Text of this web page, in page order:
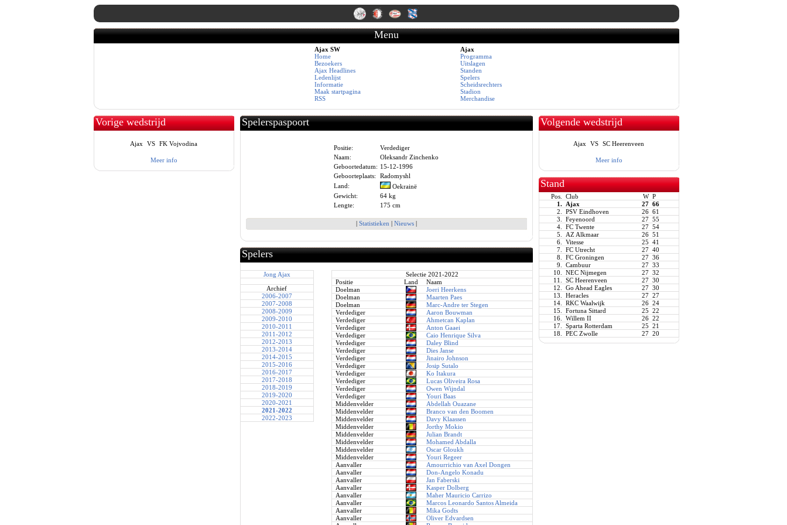
Menu
Ajax SW
Home
Bezoekers
Ajax Headlines
Ledenlijst
Informatie
Maak startpagina
RSS
Ajax
Programma
Uitslagen
Standen
Spelers
Scheidsrechters
Stadion
Merchandise
Vorige wedstrijd
Ajax VS FK Vojvodina
Meer info
Spelerspaspoort
Positie:
Verdediger
Naam:
Oleksandr Zinchenko
Geboortedatum: 15-12-1996
Geboorteplaats:
Radomyshl
Land:
Oekrainë
Gewicht:
64 kg
Lengte:
175 cm
| Statistieken | Nieuws|
Spelers
Jong Ajax
Archief
2006-2007
2007-2008
2008-2009
2009-2010
2010-2011
2011-2012
2012-2013
2013-2014
2014-2015
2015-2016
2016-2017
2017-2018
2018-2019
2019-2020
2020-2021
2021-2022
2022-2023
Selectie 2021-2022
Positie
Land
Naam
Doelman
Joeri Heerkens
Doelman
Maarten Paes
Doelman
Marc-Andre ter Stegen
Verdediger
Aaron Bouwman
Verdediger
Ahmetcan Kaplan
Verdediger
Anton Gaaei
Verdediger
Caio Henrique Silva
Verdediger
Daley Blind
Verdediger
Dies Janse
Verdediger
Jinairo Johnson
Verdediger
Josip Sutalo
Verdediger
Ko Itakura
Verdediger
Lucas Oliveira Rosa
Verdediger
Owen Wijndal
Verdediger
Youri Baas
Middenvelder
Abdellah Ouazane
Middenvelder
Branco van den Boomen
Middenvelder
Davy Klaassen
Middenvelder
Jorthy Mokio
Middenvelder
Julian Brandt
Middenvelder
Mohamed Abdalla
Middenvelder
Oscar Gloukh
Middenvelder
Youri Regeer
Aanvaller
Amourrichio van Axel Dongen
Aanvaller
Don-Angelo Konadu
Aanvaller
Jan Faberski
Aanvaller
Kasper Dolberg
Aanvaller
Maher Mauricio Carrizo
Aanvaller
Marcos Leonardo Santos Almeida
Aanvaller
Mika Godts
Aanvaller
Oliver Edvardsen
Volgende wedstrijd
Ajax VS SC Heerenveen
Meer info
Stand
Pos.Club W P
1. Ajax 27 66
2.PSV Eindhoven 26 61
3.Feyenoord 27 55
4.FC Twente 27 54
5. AZ Alkmaar 26 51
6.Vitesse 25 41
7.FC Utrecht 27 40
8.FC Groningen 27 36
9.Cambuur 27 33
10.NEC Nijmegen 27 32
11.SC Heerenveen 27 30
12.Go Ahead Eagles 27 30
13.Heracles 27 27
14.RKC Waalwijk 26 24
15.Fortuna Sittard 25 22
16.Willem II 26 22
17.Sparta Rotterdam 25 21
18.PEC Zwolle 27 20